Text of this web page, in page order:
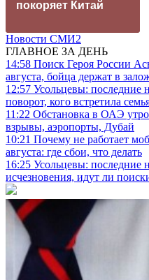
покоряет Китай
Новости СМИ2
ГЛАВНОЕ ЗА ДЕНЬ
14:58 Поиск Героя России
августа, бойца держат в
12:57 Усольцевы: последние
поворот, кого встретила
11:22 Обстановка в ОАЭ
взрывы, аэропорты, Дубай
10:21 Почему не работает
августа: где сбои, что делать
16:25 Усольцевы: последние
исчезновения, идут ли